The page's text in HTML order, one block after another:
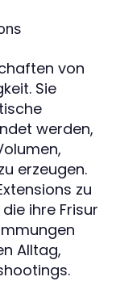
von
Sie
werden,
erzeugen.
zu
ihre Frisur
Alltag,